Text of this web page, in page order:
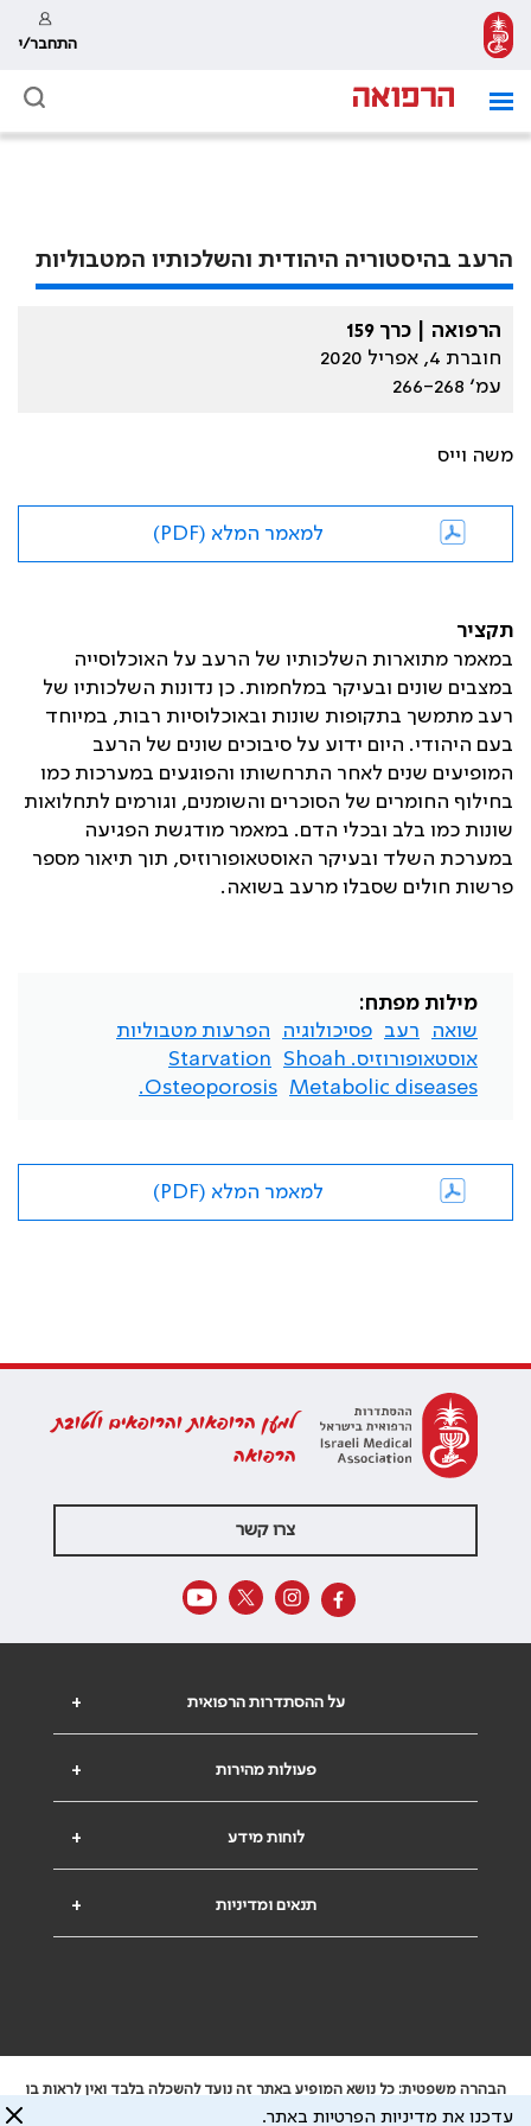
התחבר/י
הרעב בהיסטוריה היהודית והשלכותיו המטבוליות
הרפואה | כרך 159
חוברת 4, אפריל 2020
עמ׳ 266-268
משה וייס
למאמר המלא (PDF)
תקציר
במאמר מתוארות השלכותיו של הרעב על האוכלוסייה
במצבים שונים ובעיקר במלחמות. כן נדונות השלכותיו של
רעב מתמשך בתקופות שונות ובאוכלוסיות רבות, במיוחד
בעם היהודי. היום ידוע על סיבוכים שונים של הרעב
המופיעים שנים לאחר התרחשותו והפוגעים במערכות כמו
בחילוף החומרים של הסוכרים והשומנים, וגורמים לתחלואות
שונות כמו בלב ובכלי הדם. במאמר מודגשת הפגיעה
במערכת השלד ובעיקר האוסטאופורוזיס, תוך תיאור מספר
פרשות חולים שסבלו מרעב בשואה.
מילות מפתח:
שואה
רעב פסיכולוגיה
הפרעות מטבוליות
אוסטאופורוזיס. Shoah
Starvation
Metabolic diseases
Osteoporosis.
למאמר המלא (PDF)
למען הרופאות והרופאים ולטובת
הרפואה
צרו קשר
+ על ההסתדרות הרפואית
+ פעולות מהירות
+ לוחות מידע
+ תנאים ומדיניות
הבהרה משפטית: כל נושא המופיע באתר זה נועד להשכלה בלבד ואין לראות בו
ייעוץ רפואי או משפטי. אין הר"י אחראית לתוכן המתפרסם באתר זה ולכל נזק
עדכנו את מדיניות הפרטיות באתר.